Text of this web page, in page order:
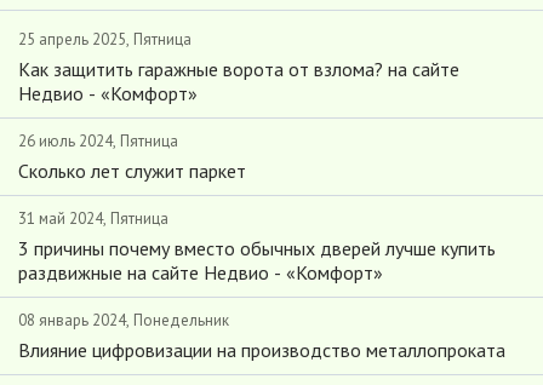
25 апрель 2025, Пятница
Как защитить гаражные ворота от взлома? на сайте
Недвио - «Комфорт»
26 июль 2024, Пятница
Сколько лет служит паркет
31 май 2024, Пятница
3 причины почему вместо обычных дверей лучше купить
раздвижные на сайте Недвио - «Комфорт»
08 январь 2024, Понедельник
Влияние цифровизации на производство металлопроката